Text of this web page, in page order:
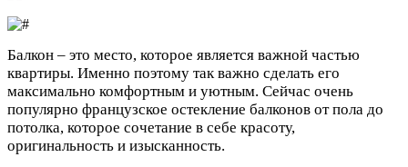
Балкон – это место, которое является важной частью
квартиры. Именно поэтому так важно сделать его
максимально комфортным и уютным. Сейчас очень
популярно французское остекление балконов от пола до
потолка, которое сочетание в себе красоту,
оригинальность и изысканность.